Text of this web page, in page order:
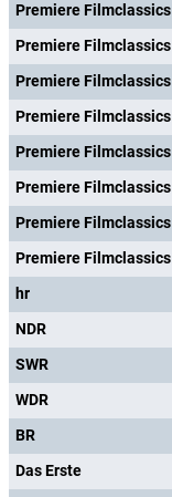
Premiere Filmclassics
Premiere Filmclassics
Premiere Filmclassics
Premiere Filmclassics
Premiere Filmclassics
Premiere Filmclassics
Premiere Filmclassics
Premiere Filmclassics
hr
NDR
SWR
WDR
BR
Das Erste